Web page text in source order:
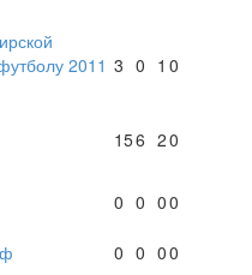
2011 3 0 1 0
156 20
0 0 00
0 0 00